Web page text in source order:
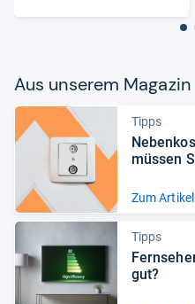
Aus unse­rem Maga­zin
Tipps
müs­sen
Zum Artikel
Tipps
gut?